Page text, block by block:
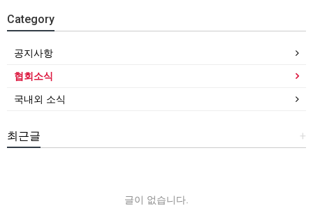
Category
공지사항
협회소식
국내외 소식
+
최근글
글이 없습니다.